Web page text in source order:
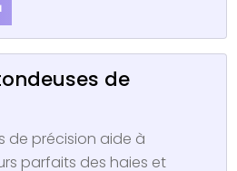
de
de précision aide à
parfaits des haies et